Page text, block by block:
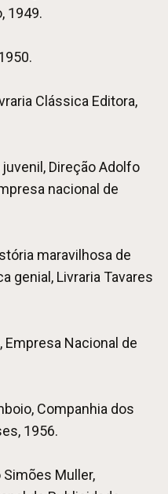
1949.
Clássica Editora,
Direção Adolfo
nacional de
maravilhosa de
genial, Livraria Tavares
Empresa Nacional de
Companhia dos
1956.
Simões Muller,